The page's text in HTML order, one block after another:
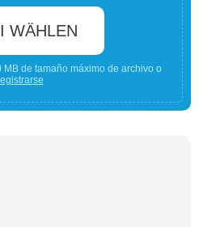
WÄHLEN
de tamaño máximo de archivo o